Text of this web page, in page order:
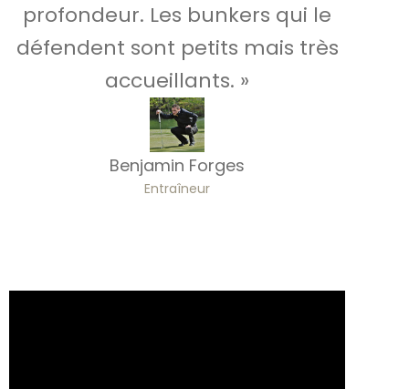
profondeur. Les bunkers qui le
défendent sont petits mais très
accueillants. »
Benjamin Forges
Entraîneur